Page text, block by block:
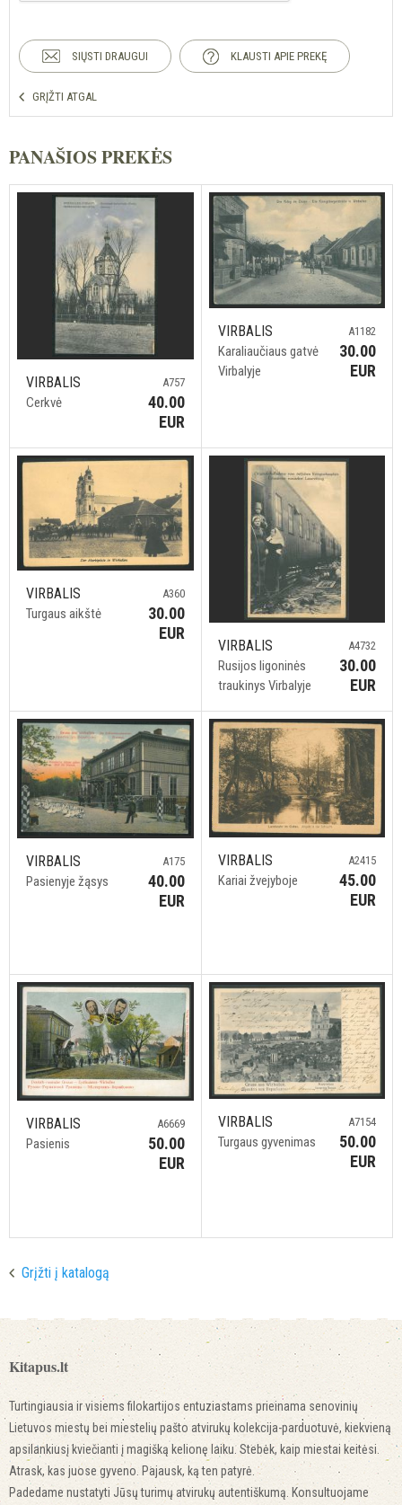
SIŲSTI DRAUGUI KLAUSTI APIE PREKĘ
GRĮŽTI ATGAL
PANAŠIOS PREKĖS
VIRBALIS
Cerkvė
A757
40.00
EUR
VIRBALIS
Karaliaučiaus gatvė
Virbalyje
A1182
30.00
EUR
VIRBALIS
Turgaus aikštė
A360
30.00
EUR
VIRBALIS
Rusijos ligoninės
traukinys Virbalyje
A4732
30.00
EUR
VIRBALIS
Pasienyje žąsys
A175
40.00
EUR
VIRBALIS
Kariai žvejyboje
A2415
45.00
EUR
VIRBALIS
Pasienis
A6669
50.00
EUR
VIRBALIS
Turgaus gyvenimas
A7154
50.00
EUR
Grįžti į katalogą
Kitapus.lt
Turtingiausia ir visiems filokartijos entuziastams prieinama senovinių
Lietuvos miestų bei miestelių pašto atvirukų kolekcija-parduotuvė, kiekvieną
apsilankiusį kviečianti į magišką kelionę laiku. Stebėk, kaip miestai keitėsi.
Atrask, kas juose gyveno. Pajausk, ką ten patyrė.
Padedame nustatyti Jūsų turimų atvirukų autentiškumą. Konsultuojame